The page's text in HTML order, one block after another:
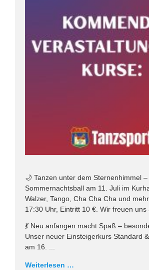
🌙 Tanzen unter dem Sternenhimmel
Sommernachtsball am 11. Juli im
Walzer, Tango, Cha Cha Cha und
17:30 Uhr, Eintritt 10 €. Wir freuen uns
💃 Neu anfangen macht Spaß –
Unser neuer Einsteigerkurs Standard
am 16. ...
Weiterlesen …